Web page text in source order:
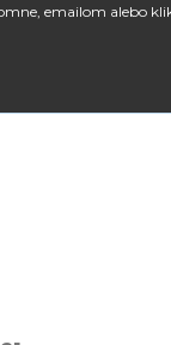
emailom alebo